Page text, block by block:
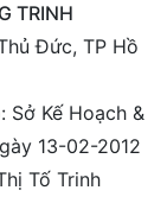
TRINH
Đức, TP Hồ
Kế Hoạch &
13-02-2012
Tố Trinh